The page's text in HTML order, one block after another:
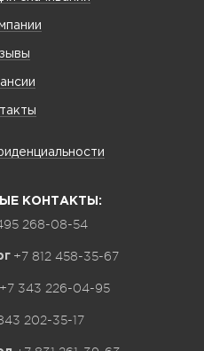
КОНТАКТЫ:
268-08-54
+7 812 458-35-67
+7 343 226-04-95
202-35-17